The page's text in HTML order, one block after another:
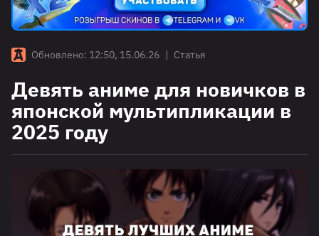
Обновлено: 12:50, 15.06.26 | Статья
Девять аниме для новичков в
японской мультипликации в
2025 году